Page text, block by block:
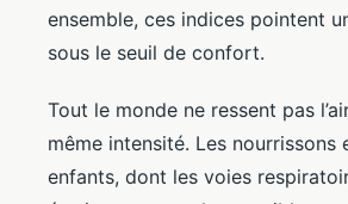
ensemble, ces indices pointent
sous le seuil de confort.
Tout le monde ne ressent pas
même intensité. Les nourrissons
enfants, dont les voies